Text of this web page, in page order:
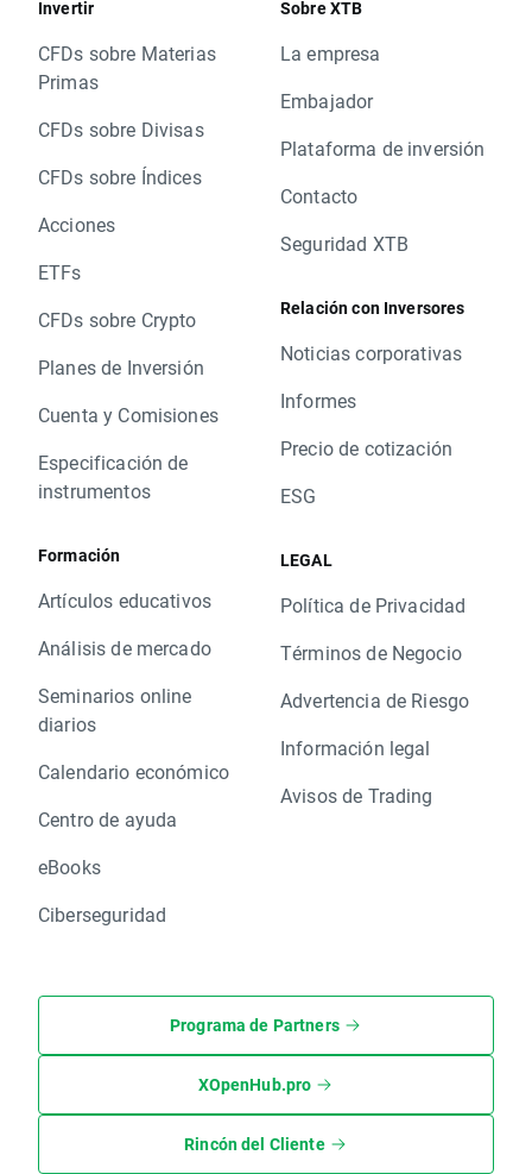
Invertir
CFDs sobre Materias
Primas
CFDs sobre Divisas
CFDs sobre Índices
Acciones
ETFs
CFDs sobre Crypto
Planes de Inversión
Cuenta y Comisiones
Especificación de
instrumentos
Formación
Artículos educativos
Análisis de mercado
Seminarios online
diarios
Calendario económico
Centro de ayuda
eBooks
Ciberseguridad
Sobre XTB
La empresa
Embajador
Plataforma de inversión
Contacto
Seguridad XTB
Relación con Inversores
Noticias corporativas
Informes
Precio de cotización
ESG
LEGAL
Política de Privacidad
Términos de Negocio
Advertencia de Riesgo
Información legal
Avisos de Trading
Programa de Partners
XOpenHub.pro
Rincón del Cliente